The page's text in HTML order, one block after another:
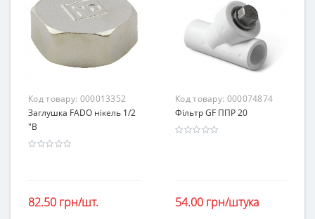
Код товару: 000013352
Заглушка FADO нікель 1/2
"В
82.50 грн/шт.
Код товару: 000074874
Фільтр GF ППР 20
54.00 грн/штука